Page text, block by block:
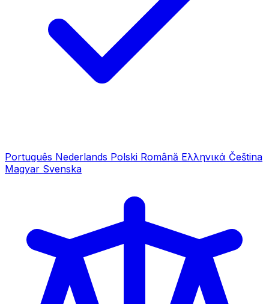
Português Nederlands Polski Română Ελληνικά Čeština
Magyar Svenska